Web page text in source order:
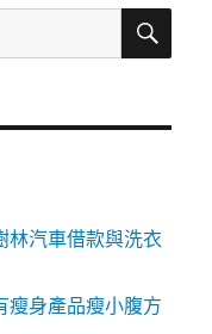
搜
林汽車借款與洗衣
瘦身產品瘦小腹方